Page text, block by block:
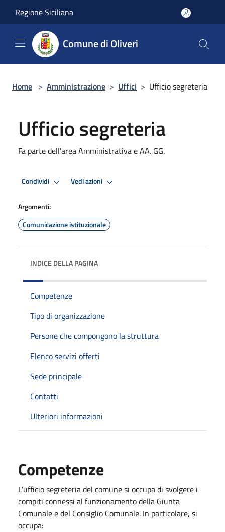
Regione Siciliana
Comune di Oliveri
Home > Amministrazione > Uffici > Ufficio segreteria
Ufficio segreteria
Fa parte dell'area Amministrativa e AA. GG.
Condividi Vedi azioni
Argomenti:
Comunicazione istituzionale
INDICE DELLA PAGINA
Competenze
Tipo di organizzazione
Persone che compongono la struttura
Elenco servizi offerti
Sede principale
Contatti
Ulteriori informazioni
Competenze
L’ufficio segreteria del comune si occupa di svolgere i
compiti connessi al funzionamento della Giunta
Comunale e del Consiglio Comunale. In particolare, si
occupa: